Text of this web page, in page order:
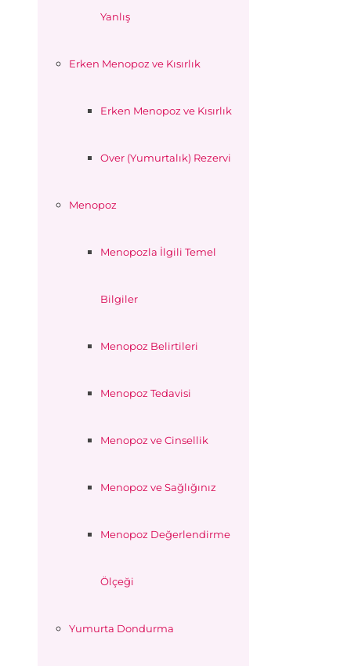
Yanlış
Erken Menopoz ve Kısırlık
Erken Menopoz ve Kısırlık
Over (Yumurtalık) Rezervi
Menopoz
Menopozla İlgili Temel
Bilgiler
Menopoz Belirtileri
Menopoz Tedavisi
Menopoz ve Cinsellik
Menopoz ve Sağlığınız
Menopoz Değerlendirme
Ölçeği
Yumurta Dondurma